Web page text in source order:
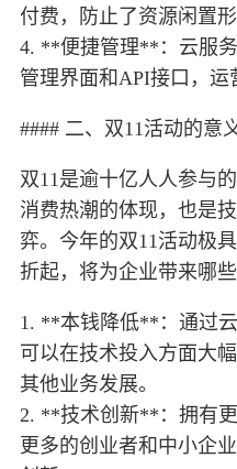
付费，防止了资源闲置形
4. **便捷管理**：云服
管理界面和API接口，运
#### 二、双11活动的意
双11是逾十亿人人参与
消费热潮的体现，也是
弈。今年的双11活动极
折起，将为企业带来哪些
1. **本钱降低**：通过
可以在技术投入方面大
其他业务发展。
2. **技术创新**：拥有
更多的创业者和中小企